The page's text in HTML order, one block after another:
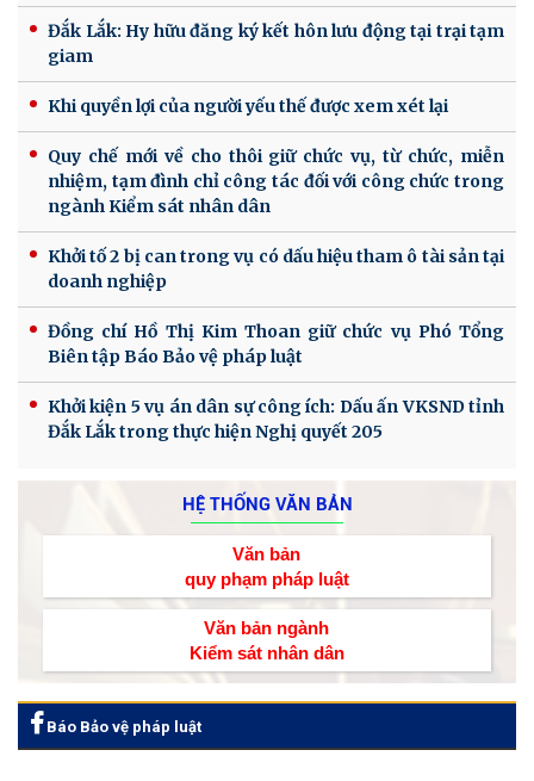
Đắk Lắk: Hy hữu đăng ký kết hôn lưu động tại trại tạm
giam
Khi quyền lợi của người yếu thế được xem xét lại
Quy chế mới về cho thôi giữ chức vụ, từ chức, miễn
nhiệm, tạm đình chỉ công tác đối với công chức trong
ngành Kiểm sát nhân dân
Khởi tố 2 bị can trong vụ có dấu hiệu tham ô tài sản tại
doanh nghiệp
Đồng chí Hồ Thị Kim Thoan giữ chức vụ Phó Tổng
Biên tập Báo Bảo vệ pháp luật
Khởi kiện 5 vụ án dân sự công ích: Dấu ấn VKSND tỉnh
Đắk Lắk trong thực hiện Nghị quyết 205
HỆ THỐNG VĂN BẢN
Văn bản
quy phạm pháp luật
Văn bản ngành
Kiểm sát nhân dân
Báo Bảo vệ pháp luật